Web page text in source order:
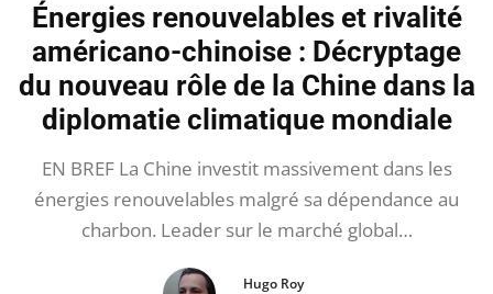
Énergies renouvelables et rivalité
américano-chinoise : Décryptage
du nouveau rôle de la Chine dans la
diplomatie climatique mondiale
EN BREF La Chine investit massivement dans les
énergies renouvelables malgré sa dépendance au
charbon. Leader sur le marché global…
Hugo Roy